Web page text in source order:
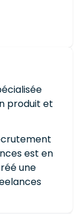
produit et
est en
une